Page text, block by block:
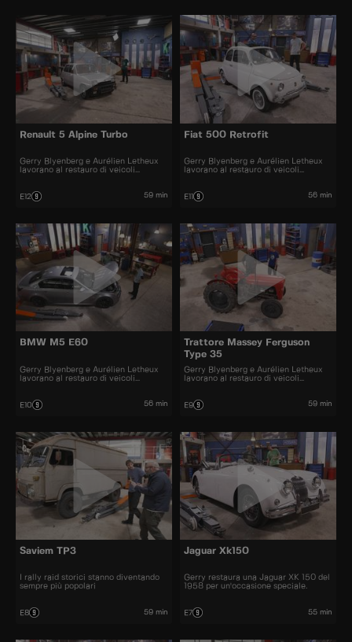
Renault 5 Alpine Turbo
Gerry Blyenberg e Aurélien Letheux
lavorano al restauro di veicoli
E12 59 min
Fiat 500 Retrofit
Gerry Blyenberg e Aurélien Letheux
lavorano al restauro di veicoli
E11 56 min
BMW M5 E60
Gerry Blyenberg e Aurélien Letheux
lavorano al restauro di veicoli
E10 56 min
Trattore Massey Ferguson
Type 35
Gerry Blyenberg e Aurélien Letheux
lavorano al restauro di veicoli
E9 59 min
Saviem TP3
I rally raid storici stanno diventando
sempre più popolari
E8 59 min
Jaguar Xk150
Gerry restaura una Jaguar XK 150 del
1958 per un'occasione speciale.
E7 55 min